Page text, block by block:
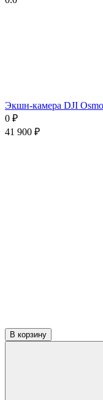
Экшн-камера DJI
0 ₽
41 900 ₽
В корзину